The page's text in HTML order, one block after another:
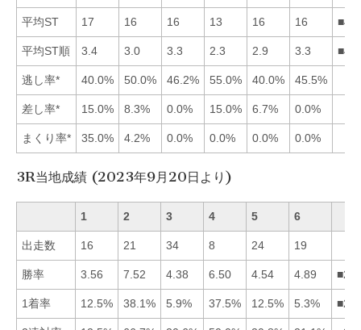
平均ST 17 16 16 13 16 16
平均ST順 3.4 3.0 3.3 2.3 2.9 3.3
逃し率* 40.0% 50.0% 46.2% 55.0% 40.0% 45.5%
差し率* 15.0% 8.3% 0.0% 15.0% 6.7% 0.0%
まくり率* 35.0% 4.2% 0.0% 0.0% 0.0% 0.0%
3R当地成績 (2023年9月20日より)
1 2 3 4 5 6
出走数 16 21 34 8 24 19
勝率 3.56 7.52 4.38 6.50 4.54 4.89
1着率 12.5% 38.1% 5.9% 37.5% 12.5% 5.3%